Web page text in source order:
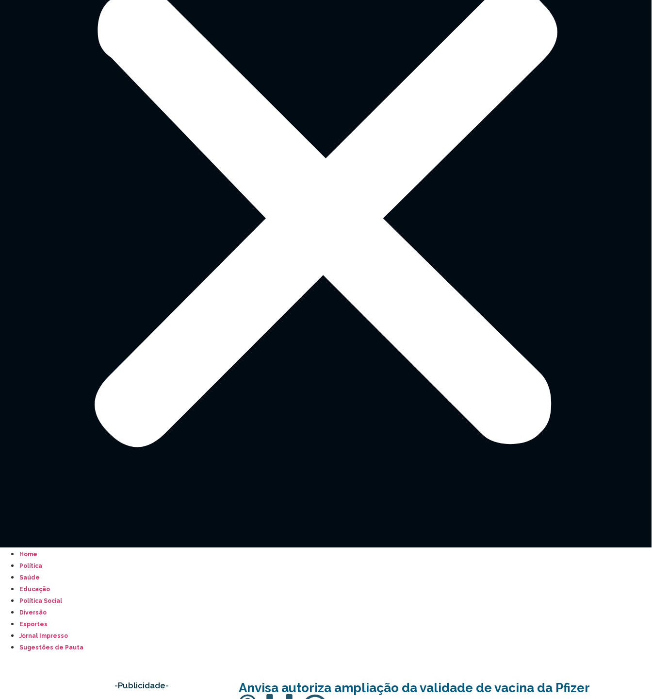
Home
Política
Saúde
Educação
Política Social
Diversão
Esportes
Jornal Impresso
Sugestões de Pauta
-Publicidade- Anvisa autoriza ampliação da validade de vacina da Pfizer